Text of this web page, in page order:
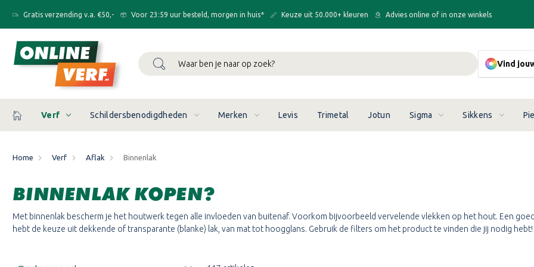
Gratis verzending v.a. €50,- Voor 23:59 uur besteld, morgen in huis* Keuze uit 50.000+ kleuren Advies online of in onze winkels
Zoeken
Vind
Verf Schildersbenodigdheden Merken Levis Trimetal Jotun Sigma Sikkens
Home Verf Aflak Binnenlak
BINNENLAK KOPEN?
Met binnenlak bescherm je het houtwerk tegen alle invloeden van buitenaf. Voorkom bijvoorbeeld vervelende vlekken op het hout. Een
hebt de keuze uit dekkende of transparante (blanke) lak, van mat tot hoogglans. Gebruik de filters om het product te vinden die jij nodig hebt!